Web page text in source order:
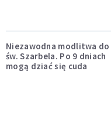
Niezawodna modlitwa do
św. Szarbela. Po 9 dniach
mogą dziać się cuda